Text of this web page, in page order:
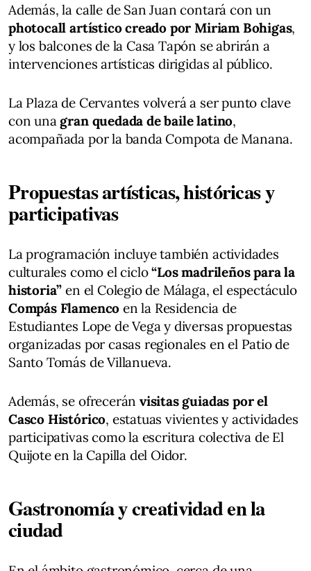
Además, la calle de San Juan contará con un
photocall artístico creado por Miriam Bohigas,
y los balcones de la Casa Tapón se abrirán a
intervenciones artísticas dirigidas al público.
La Plaza de Cervantes volverá a ser punto clave
con una gran quedada de baile latino,
acompañada por la banda Compota de Manana.
Propuestas artísticas, históricas y
participativas
La programación incluye también actividades
culturales como el ciclo“Los madrileños para la
historia” en el Colegio de Málaga, el espectáculo
Compás Flamenco en la Residencia de
Estudiantes Lope de Vega y diversas propuestas
organizadas por casas regionales en el Patio de
Santo Tomás de Villanueva.
Además, se ofreceránvisitas guiadas por el
Casco Histórico, estatuas vivientes y actividades
participativas como la escritura colectiva de El
Quijote en la Capilla del Oidor.
Gastronomía y creatividad en la
ciudad